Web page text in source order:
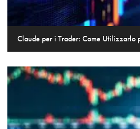
Claude per i Trader: Come Utilizzarlo